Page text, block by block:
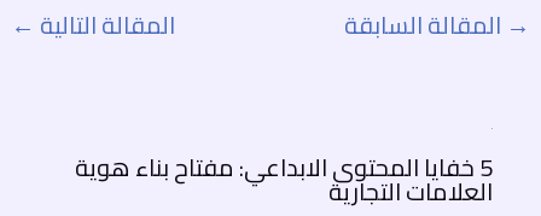
→ المقالة السابقة المقالة التالية ←
5 خفايا المحتوى الابداعي: مفتاح بناء هوية
العلامات التجارية